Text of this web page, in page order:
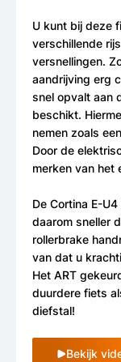
U kunt bij deze
verschillende
versnellingen.
aandrijving erg
snel opvalt aan
beschikt.
nemen zoals
Door de
merken van het
De Cortina E-
daarom sneller
rollerbrake
van dat u
Het ART
duurdere fiets
diefstal!
Bekijk